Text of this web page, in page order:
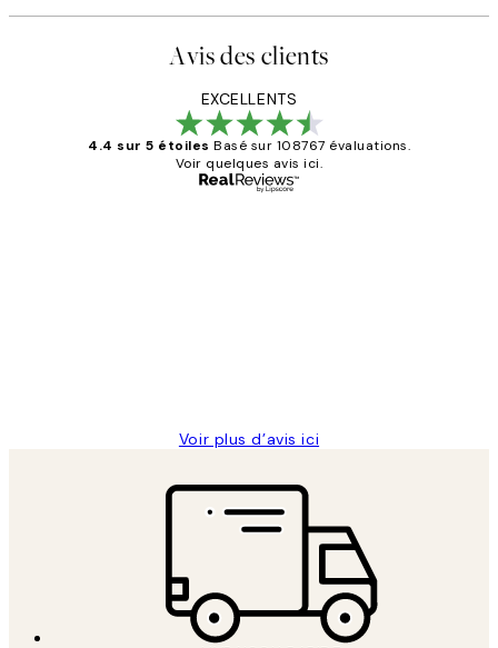
Avis des clients
EXCELLENTS
4.4 sur 5 étoiles Basé sur 108767 évaluations.
Voir quelques avis ici.
Voir plus d’avis ici